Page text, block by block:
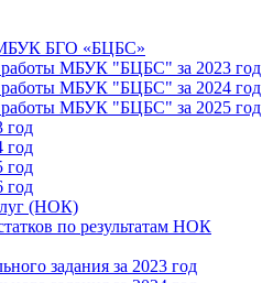
МБУК БГО «БЦБС»
МБУК "БЦБС" за 2023 год
МБУК "БЦБС" за 2024 год
МБУК "БЦБС" за 2025 год
год
год
год
год
(НОК)
по результатам НОК
задания за 2023 год